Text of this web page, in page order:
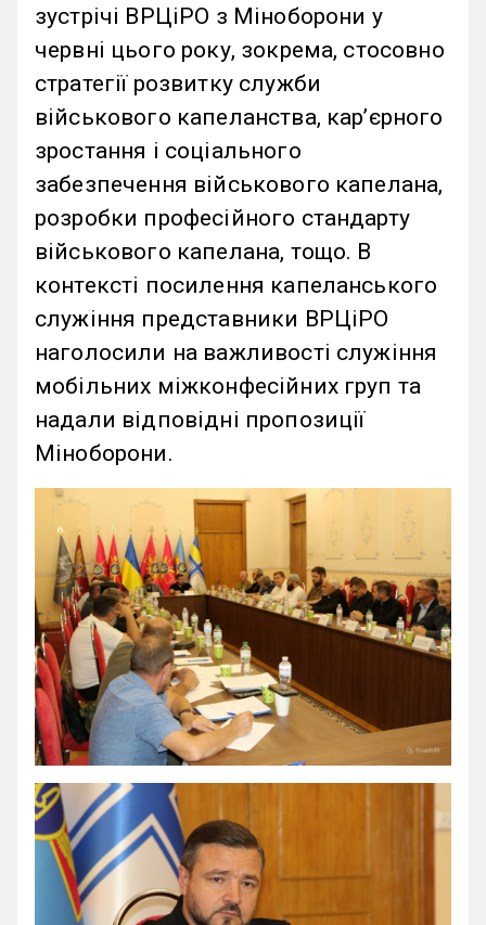
зустрічі ВРЦіРО з Міноборони у
червні цього року, зокрема, стосовно
стратегії розвитку служби
військового капеланства, кар’єрного
зростання і соціального
забезпечення військового капелана,
розробки професійного стандарту
військового капелана, тощо. В
контексті посилення капеланського
служіння представники ВРЦіРО
наголосили на важливості служіння
мобільних міжконфесійних груп та
надали відповідні пропозиції
Міноборони.